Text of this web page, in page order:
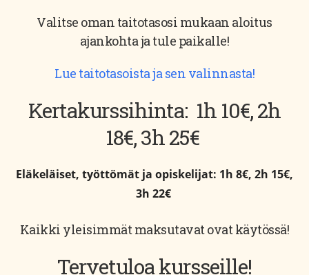
Valitse oman taitotasosi mukaan aloitus
ajankohta ja tule paikalle!
Lue taitotasoista ja sen valinnasta!
Kertakurssihinta: 1h 10€, 2h
18€, 3h 25€
Eläkeläiset, työttömät ja opiskelijat: 1h 8€, 2h 15€,
3h 22€
Kaikki yleisimmät maksutavat ovat käytössä!
Tervetuloa kursseille!